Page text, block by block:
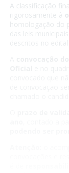
A classificação
rigorosamente à
homologação do